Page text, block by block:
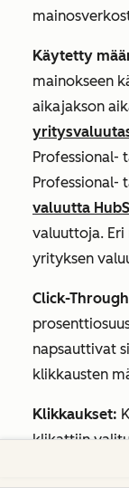
Käytetty
mainokseen
aikajakson
Professional-
Professional-
valuutta
valuuttoja.
yrityksen
Click-Through
napsauttivat
klikkausten
Klikkaukset:
klikattiin
tulee